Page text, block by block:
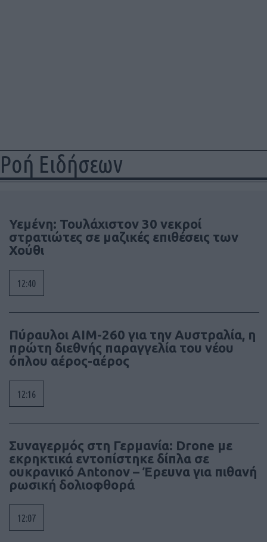
Ροή Ειδήσεων
Υεμένη: Τουλάχιστον 30 νεκροί
στρατιώτες σε μαζικές επιθέσεις των
Χούθι
12:40
Πύραυλοι AIM-260 για την Αυστραλία, η
πρώτη διεθνής παραγγελία του νέου
όπλου αέρος-αέρος
12:16
Συναγερμός στη Γερμανία: Drone με
εκρηκτικά εντοπίστηκε δίπλα σε
ουκρανικό Antonov – Έρευνα για πιθανή
ρωσική δολιοφθορά
12:07